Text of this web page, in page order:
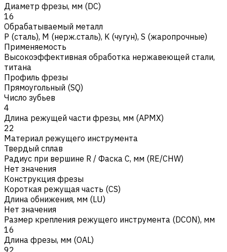
Диаметр фрезы, мм (DC)
16
Обрабатываемый металл
Р (сталь), M (нерж.сталь), K (чугун), S (жаропрочные)
Применяемость
Высокоэффективная обработка нержавеющей стали,
титана
Профиль фрезы
Прямоугольный (SQ)
Число зубьев
4
Длина режущей части фрезы, мм (APMX)
22
Материал режущего инструмента
Твердый сплав
Радиус при вершине R / Фаска C, мм (RE/CHW)
Нет значения
Конструкция фрезы
Короткая режущая часть (CS)
Длина обнижения, мм (LU)
Нет значения
Размер крепления режущего инструмента (DCON), мм
16
Длина фрезы, мм (OAL)
92